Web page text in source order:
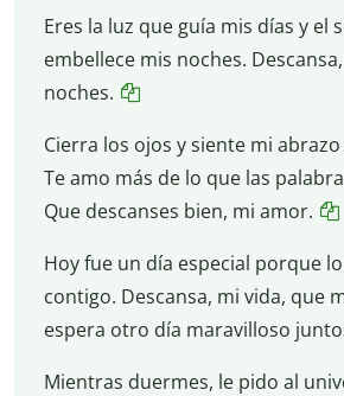
Eres la luz que guía mis días y el
embellece mis noches.
noches.
Cierra los ojos y siente mi
Te amo más de lo que las
Que descanses bien, mi amor.
Hoy fue un día especial porque
contigo. Descansa, mi vida, que
espera otro día maravilloso
Mientras duermes, le pido al